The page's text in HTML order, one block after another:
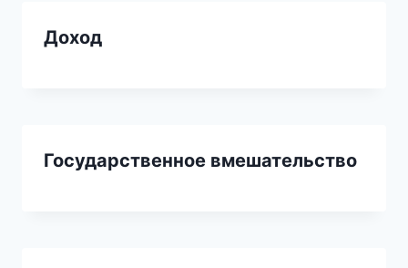
Доход
Государственное вмешательство